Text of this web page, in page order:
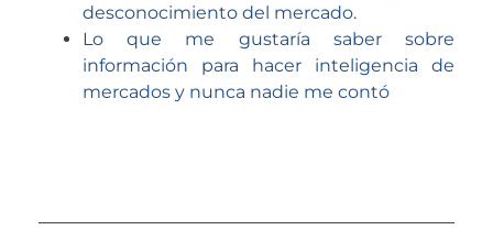
desconocimiento del mercado.
Lo que me gustaría saber sobre
información para hacer inteligencia de
mercados y nunca nadie me contó